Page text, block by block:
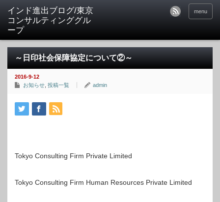
インド進出ブログ/東京
コンサルティンググル
ープ
menu
～日印社会保障協定について②～
2016-9-12
お知らせ 投稿一覧 admin
Tokyo Consulting Firm Private Limited
Tokyo Consulting Firm Human Resources Private Limited